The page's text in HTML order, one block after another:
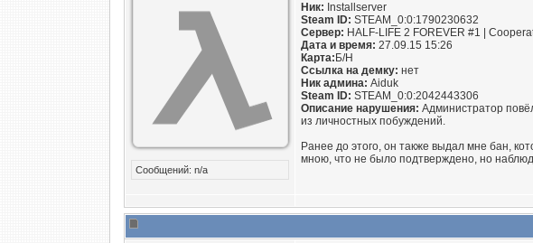
Сообщений: n/a
Ник: Installserver
Steam ID: STEAM_0:0:1790230632
Сервер: HALF-LIFE 2 FOREVER #1 |
Дата и время: 27.09.15 15:26
Карта: Б/Н
Ссылка на демку: нет
Ник админа: Aiduk
Steam ID: STEAM_0:0:2042443306
Описание нарушения: Администратор
из личностных побуждений.
Ранее до этого, он также выдал мне бан,
мною, что не было подтверждено, но